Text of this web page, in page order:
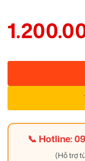
📞 Hotline:
(Hỗ trợ